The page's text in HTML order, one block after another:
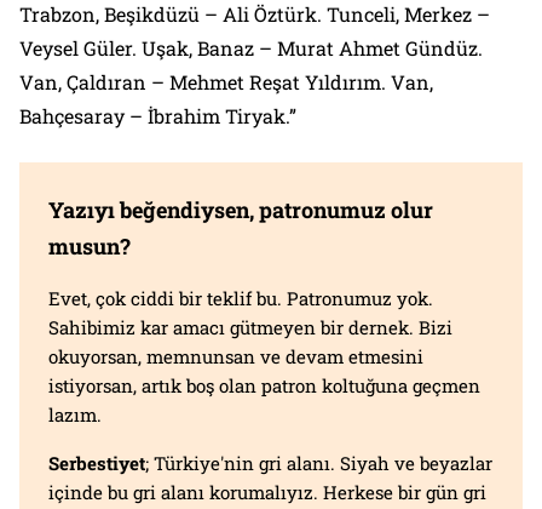
Trabzon, Beşikdüzü – Ali Öztürk. Tunceli, Merkez –
Veysel Güler. Uşak, Banaz – Murat Ahmet Gündüz.
Van, Çaldıran – Mehmet Reşat Yıldırım. Van,
Bahçesaray – İbrahim Tiryak.”
Yazıyı beğendiysen, patronumuz olur
musun?
Evet, çok ciddi bir teklif bu. Patronumuz yok.
Sahibimiz kar amacı gütmeyen bir dernek. Bizi
okuyorsan, memnunsan ve devam etmesini
istiyorsan, artık boş olan patron koltuğuna geçmen
lazım.
Serbestiyet; Türkiye'nin gri alanı. Siyah ve beyazlar
içinde bu gri alanı korumalıyız. Herkese bir gün gri